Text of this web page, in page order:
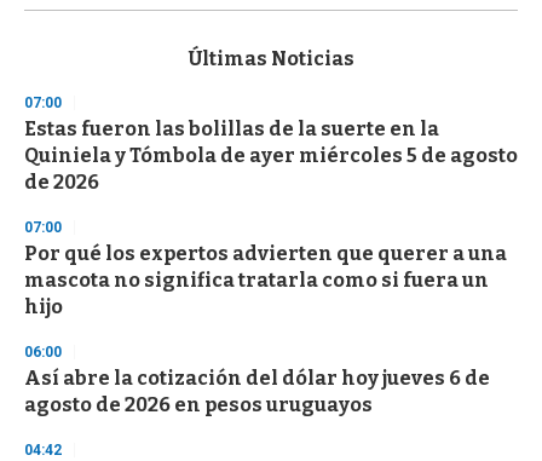
s
d
s
o
f
3
s
e
c
o
n
Últimas Noticias
07:00
Estas fueron las bolillas de la suerte en la
Quiniela y Tómbola de ayer miércoles 5 de agosto
de 2026
07:00
Por qué los expertos advierten que querer a una
mascota no significa tratarla como si fuera un
hijo
06:00
Así abre la cotización del dólar hoy jueves 6 de
agosto de 2026 en pesos uruguayos
04:42